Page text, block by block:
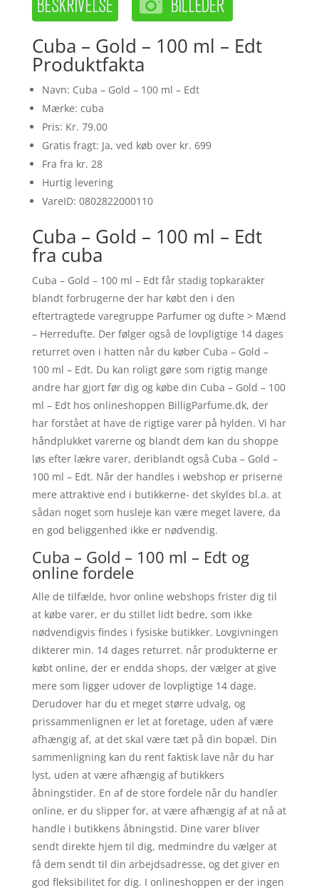
Cuba – Gold – 100 ml – Edt
Produktfakta
Navn: Cuba – Gold – 100 ml – Edt
Mærke: cuba
Pris: Kr. 79.00
Gratis fragt: Ja, ved køb over kr. 699
Fra fra kr. 28
Hurtig levering
VareID: 0802822000110
Cuba – Gold – 100 ml – Edt
fra cuba
Cuba – Gold – 100 ml – Edt får stadig topkarakter
blandt forbrugerne der har købt den i den
eftertragtede varegruppe Parfumer og dufte > Mænd
– Herredufte. Der følger også de lovpligtige 14 dages
returret oven i hatten når du køber Cuba – Gold –
100 ml – Edt. Du kan roligt gøre som rigtig mange
andre har gjort før dig og købe din Cuba – Gold – 100
ml – Edt hos onlineshoppen BilligParfume.dk, der
har forstået at have de rigtige varer på hylden. Vi har
håndplukket varerne og blandt dem kan du shoppe
løs efter lækre varer, deriblandt også Cuba – Gold –
100 ml – Edt. Når der handles i webshop er priserne
mere attraktive end i butikkerne- det skyldes bl.a. at
sådan noget som husleje kan være meget lavere, da
en god beliggenhed ikke er nødvendig.
Cuba – Gold – 100 ml – Edt og
online fordele
Alle de tilfælde, hvor online webshops frister dig til
at købe varer, er du stillet lidt bedre, som ikke
nødvendigvis findes i fysiske butikker. Lovgivningen
dikterer min. 14 dages returret. når produkterne er
købt online, der er endda shops, der vælger at give
mere som ligger udover de lovpligtige 14 dage.
Derudover har du et meget større udvalg, og
prissammenlignen er let at foretage, uden af være
afhængig af, at det skal være tæt på din bopæl. Din
sammenligning kan du rent faktisk lave når du har
lyst, uden at være afhængig af butikkers
åbningstider. En af de store fordele når du handler
online, er du slipper for, at være afhængig af at nå at
handle i butikkens åbningstid. Dine varer bliver
sendt direkte hjem til dig, medmindre du vælger at
få dem sendt til din arbejdsadresse, og det giver en
god fleksibilitet for dig. I onlineshoppen er der ingen